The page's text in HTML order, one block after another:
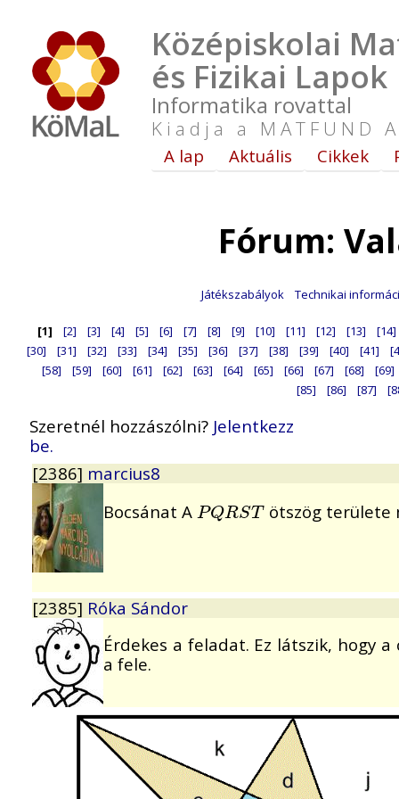
Középiskolai
és Fizikai Lapok
Informatika rovattal
Kiadja a MATFUND
A lap Aktuális Cikkek
Fórum:
Játékszabályok Technikai
[1] [2] [3] [4] [5] [6] [7] [8] [9] [10] [11] [12] [13]
[14]
[30]
[31] [32] [33] [34] [35] [36] [37] [38] [39] [40] [41]
[58]
[59] [60] [61] [62] [63] [64] [65] [66] [67] [68]
[69]
[85]
[86] [87]
Szeretnél hozzászólni? Jelentkezz
be.
[2386] marcius8
Bocsánat A PQRST
PQRST ötszög területe
[2385] Róka Sándor
Érdekes a feladat. Ez látszik, hogy
a fele.